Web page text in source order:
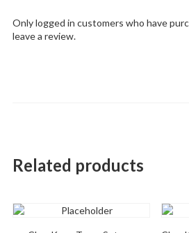
Only logged in customers who have
leave a review.
Related products